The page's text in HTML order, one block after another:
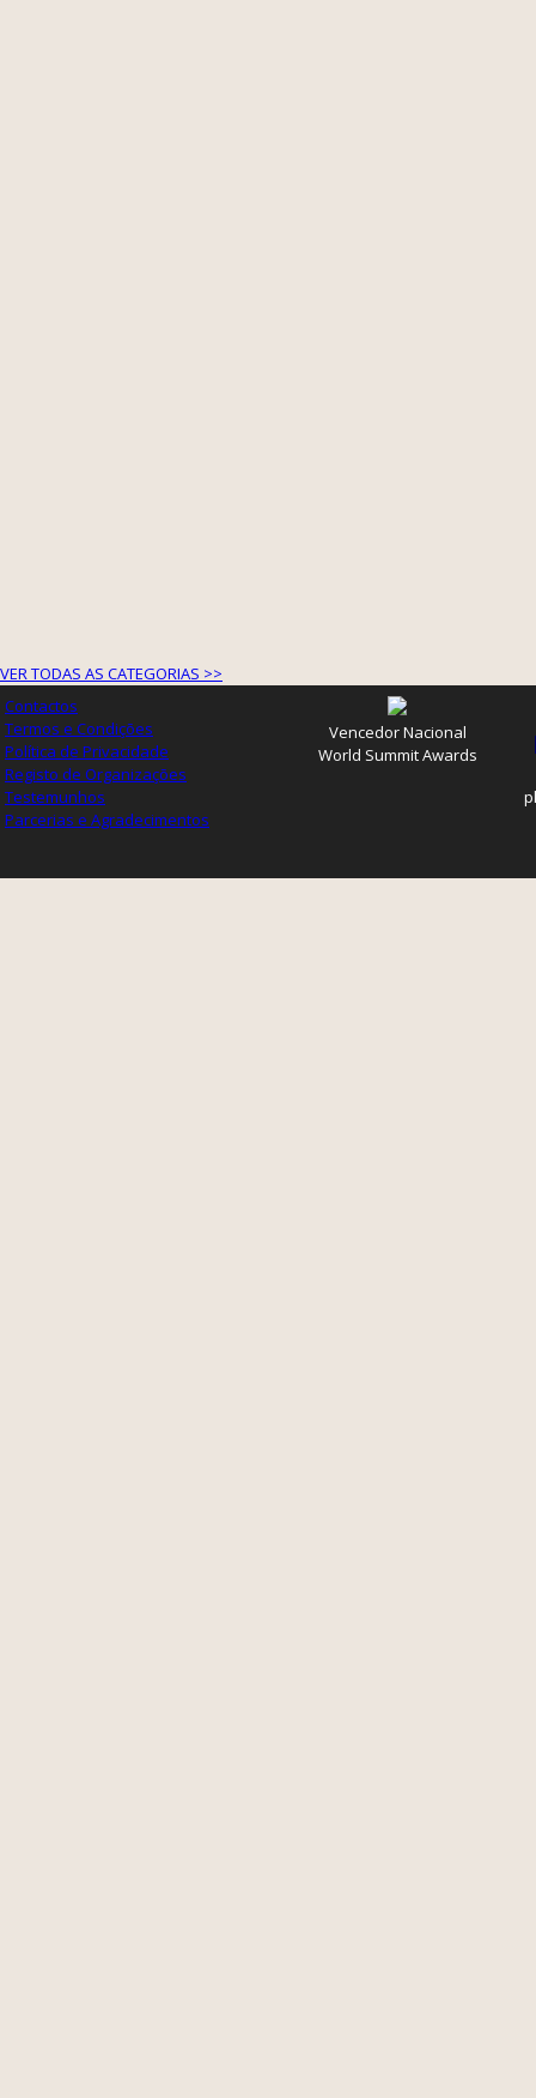
VER TODAS AS CATEGORIAS >>
Contactos
Termos e Condições
Política de Privacidade
Registo de Organizações
Testemunhos
Parcerias e Agradecimentos
Vencedor Nacional
World Summit Awards